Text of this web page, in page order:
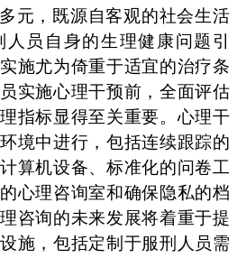
元，既源自客观的社会生活
员自身的生理健康问题引
施尤为倚重于适宜的治疗条
实施心理干预前，全面评估
指标显得至关重要。心理干
境中进行，包括连续跟踪的
算机设备、标准化的问卷工
心理咨询室和确保隐私的档
咨询的未来发展将着重于提
施，包括定制于服刑人员需